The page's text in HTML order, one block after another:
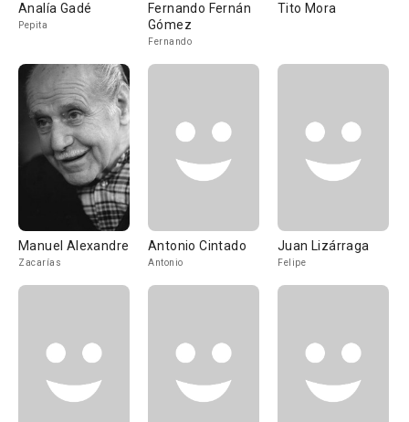
Analía Gadé
Pepita
Fernando Fernán
Gómez
Fernando
Tito Mora
Manuel Alexandre
Zacarías
Antonio Cintado
Antonio
Juan Lizárraga
Felipe